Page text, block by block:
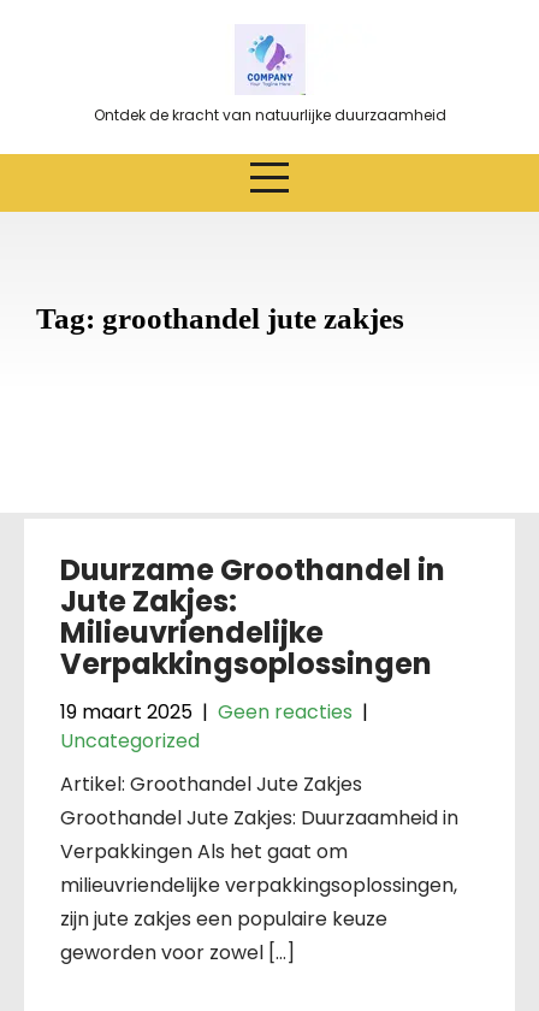
Ontdek de kracht van natuurlijke duurzaamheid
Tag: groothandel jute zakjes
Duurzame Groothandel in
Jute Zakjes:
Milieuvriendelijke
Verpakkingsoplossingen
19 maart 2025 | Geen reacties |
Uncategorized
Artikel: Groothandel Jute Zakjes
Groothandel Jute Zakjes: Duurzaamheid in
Verpakkingen Als het gaat om
milieuvriendelijke verpakkingsoplossingen,
zijn jute zakjes een populaire keuze
geworden voor zowel […]